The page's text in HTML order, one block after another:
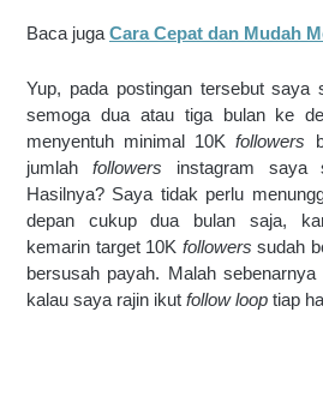
Baca juga Cara Cepat dan Mudah
Yup, pada postingan tersebut saya
semoga dua atau tiga bulan ke
menyentuh minimal 10K followers
jumlah followers instagram
saya
Hasilnya? Saya tidak perlu
depan cukup dua bulan saja,
kemarin target 10K followers sudah
bersusah payah. Malah
kalau saya rajin ikut follow loop tiap